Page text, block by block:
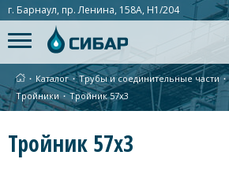
г. Барнаул, пр. Ленина, 158А, Н1/204
∙ Каталог ∙Трубы и соединительные части ∙
Тройники ∙Тройник 57х3
Тройник 57х3